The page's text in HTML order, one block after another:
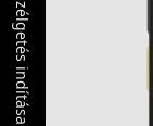
Beszélgetés indítása